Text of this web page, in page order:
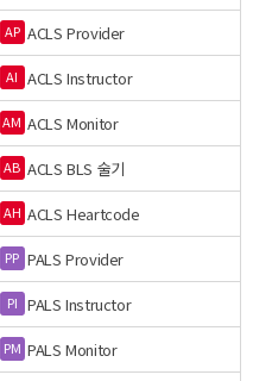
AP ACLS Provider
AI ACLS Instructor
AM ACLS Monitor
AB ACLS BLS 술기
AH ACLS Heartcode
PP PALS Provider
PI PALS Instructor
PM PALS Monitor